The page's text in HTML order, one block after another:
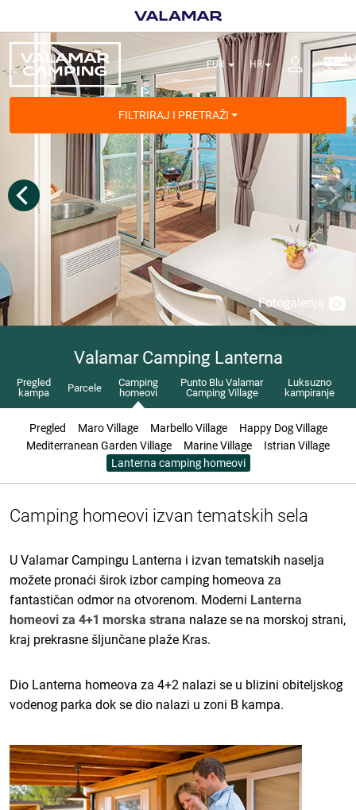
FILTRIRAJ I PRETRAŽI
Fotogalerija
Valamar Camping Lanterna
Pregled
kampa
Parcele
Camping
homeovi
Punto Blu Valamar
Camping Village
Luksuzno
kampiranje
Pregled Maro Village Marbello Village
Happy Dog Village
Mediterranean Garden Village
Marine Village
Istrian Village
Lanterna camping homeovi
Camping homeovi izvan tematskih sela
U Valamar Campingu Lanterna i izvan tematskih naselja
možete pronaći širok izbor camping homeova za
fantastičan odmor na otvorenom. Moderni Lanterna
homeovi za 4+1 morska strana nalaze se na morskoj strani,
kraj prekrasne šljunčane plaže Kras.
Dio Lanterna homeova za 4+2 nalazi se u blizini obiteljskog
vodenog parka dok se dio nalazi u zoni B kampa.